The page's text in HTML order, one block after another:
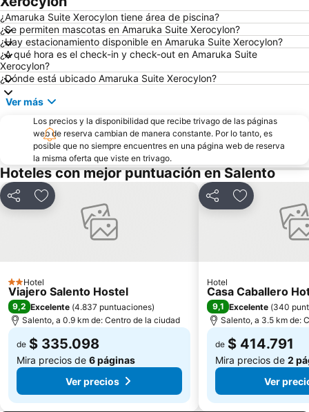
Catedral de Manizales
Expoferias
Plaza de Bolivar
Teatro Tolima
Parque Panaca
Cañon del Combeima
Zoológico Matecaña
Parque Metropolitano del Café
Recinto del Pensamiento
Parque Nacional Natural Los Nevados
Aeropuerto de La Nubia
Museo del Oro
Parque Olaya Herrera
Hospital del Sur
Feria de Manizales
Plaza de Bolivar
Jardín Botánico de la Universidad de Caldas
La Fogata Resturante
Parque de la Música
Iglesia de la Inmaculada Concepción
Parque las Aracaurias
Catedral de Nuestra Señora de la Pobreza
Finca La Chapolera
Parque el Oso
¿Amaruka Suite Xerocylon tiene área de piscina?
¿Se permiten mascotas en Amaruka Suite Xerocylon?
¿Hay estacionamiento disponible en Amaruka Suite Xerocylon?
¿A qué hora es el check-in y check-out en Amaruka Suite
Xerocylon?
¿Dónde está ubicado Amaruka Suite Xerocylon?
Ver más
Los precios y la disponibilidad que recibe trivago de las páginas
web de reserva cambian de manera constante. Por lo tanto, es
posible que no siempre encuentres en una página web de reserva
la misma oferta que viste en trivago.
Hoteles con mejor puntuación en Salento
CompartirAgregar a favoritos
2 Estrellas
Hotel
Viajero Salento Hostel
9,2 Excelente (4.837 puntuaciones)
Salento, a 0.9 km de: Centro de la ciudad
de $ 335.098
Mira precios de 6 páginas
Ver precios
CompartirAgregar a
Hotel
Casa Caballero
9,1 Excelente (340
Salento, a 3.5 km de:
de $ 414.791
Mira precios de 2
Ver